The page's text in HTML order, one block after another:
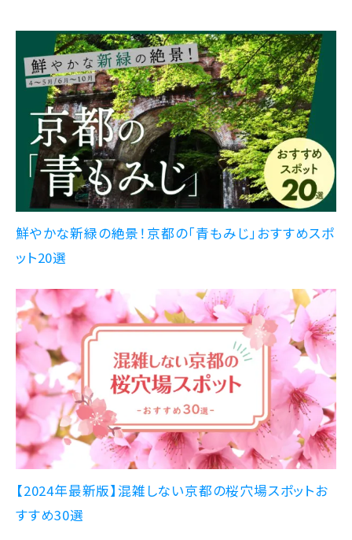
鮮やかな新緑の絶景！京都の「青もみじ」おすすめスポ
ット20選
【2024年最新版】混雑しない京都の桜穴場スポットお
すすめ30選